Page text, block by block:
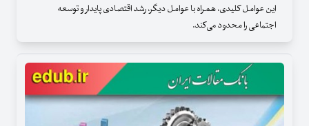
این عوامل کلیدی، همراه با عوامل دیگر، رشد اقتصادی پایدار و توسعه
اجتماعی را محدود می‌کند.